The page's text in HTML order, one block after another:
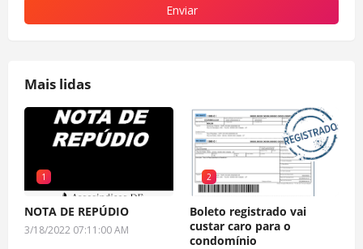
Mais lidas
1
NOTA DE REPÚDIO
3/18/2022 07:11:00 AM
2
Boleto registrado vai
custar caro para o
condomínio